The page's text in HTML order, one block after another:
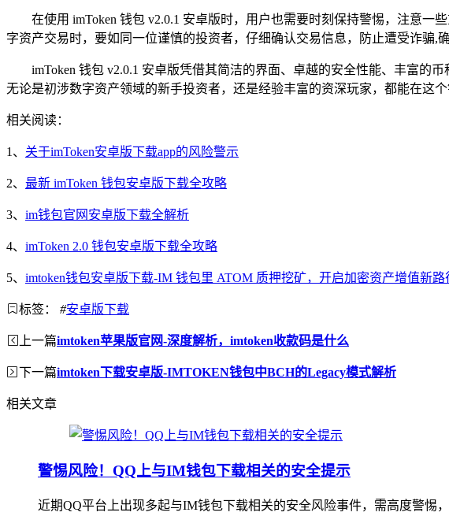
在使用 imToken 钱包 v2.0.1 安卓版时，用户也需要时刻保持警惕，注意
字资产交易时，要如同一位谨慎的投资者，仔细确认交易信息，防止遭受诈骗,
imToken 钱包 v2.0.1 安卓版凭借其简洁的界面、卓越的安全性能、丰富的
无论是初涉数字资产领域的新手投资者，还是经验丰富的资深玩家，都能在这
相关阅读：
1、 关于imToken安卓版下载app的风险警示
2、 最新 imToken 钱包安卓版下载全攻略
3、 im钱包官网安卓版下载全解析
4、 imToken 2.0 钱包安卓版下载全攻略
5、 imtoken钱包安卓版下载-IM 钱包里 ATOM 质押挖矿，开启加密资产增值新路
标签： #安卓版下载
上一篇imtoken苹果版官网-深度解析，imtoken收款码是什么
下一篇imtoken下载安卓版-IMTOKEN钱包中BCH的Legacy模式解析
相关文章
警惕风险！QQ上与IM钱包下载相关的安全提示
近期QQ平台上出现多起与IM钱包下载相关的安全风险事件，需高度警惕